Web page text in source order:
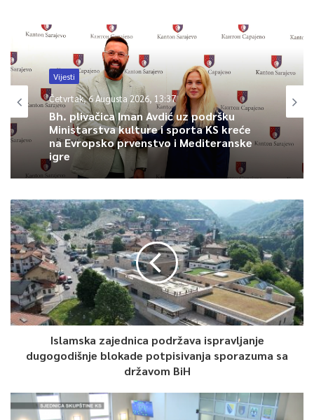
Article Rating
Vijesti
Četvrtak, 6 Augusta 2026, 13:37
Bh. plivačica Iman Avdić uz podršku
Ministarstva kulture i sporta KS kreće
na Evropsko prvenstvo i Mediteranske
igre
Islamska zajednica podržava ispravljanje
dugogodišnje blokade potpisivanja sporazuma sa
državom BiH